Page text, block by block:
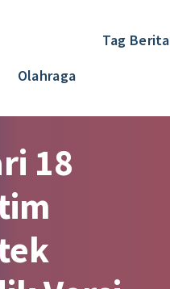
Olahraga
Tag Berita
18